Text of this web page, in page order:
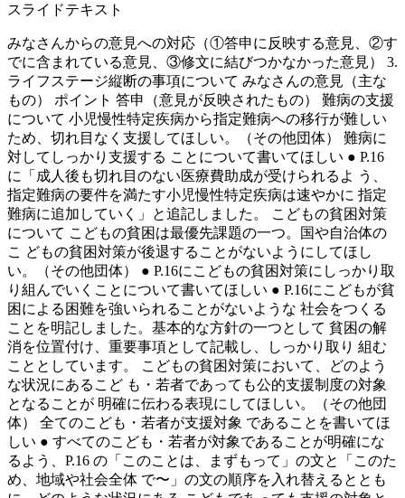
スライドテキスト
みなさんからの意見への対応（①答申に反映する意見、②す
でに含まれている意見、③修文に結びつかなかった意見） 3.
ライフステージ縦断の事項について みなさんの意見（主な
もの） ポイント 答申（意見が反映されたもの） 難病の支援
について 小児慢性特定疾病から指定難病への移行が難しい
ため、切れ目なく支援してほしい。（その他団体） 難病に
対してしっかり支援する ことについて書いてほしい ● P.16
に「成人後も切れ目のない医療費助成が受けられるよ う、
指定難病の要件を満たす小児慢性特定疾病は速やかに 指定
難病に追加していく」と追記しました。 こどもの貧困対策
について こどもの貧困は最優先課題の一つ。国や自治体の
こ どもの貧困対策が後退することがないようにしてほし
い。（その他団体） ● P.16にこどもの貧困対策にしっかり取
り組んでいくことについて書いてほしい ● P.16にこどもが貧
困による困難を強いられることがないような 社会をつくる
ことを明記しました。基本的な方針の一つとして 貧困の解
消を位置付け、重要事項として記載し、しっかり取り 組む
こととしています。 こどもの貧困対策において、どのよう
な状況にあるこど も・若者であっても公的支援制度の対象
となることが 明確に伝わる表現にしてほしい。（その他団
体） 全てのこども・若者が支援対象 であることを書いてほ
しい ● すべてのこども・若者が対象であることが明確にな
るよう、P.16 の「このことは、まずもって」の文と「このた
め、地域や社会全体 で〜」の文の順序を入れ替えるととも